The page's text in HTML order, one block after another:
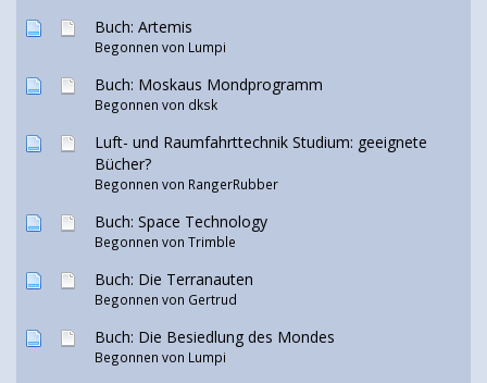
Buch: Artemis
Begonnen von Lumpi
Buch: Moskaus Mondprogramm
Begonnen von dksk
Luft- und Raumfahrttechnik Studium: geeignete
Bücher?
Begonnen von RangerRubber
Buch: Space Technology
Begonnen von Trimble
Buch: Die Terranauten
Begonnen von Gertrud
Buch: Die Besiedlung des Mondes
Begonnen von Lumpi